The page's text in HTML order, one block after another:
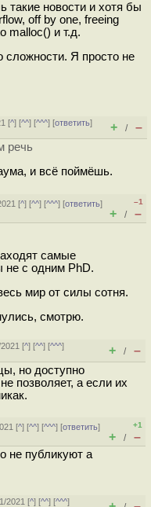
такие новости и хотя бы
off by one, freeing
malloc() и т.д.
сложности. Я просто не
[^] [^^] [^^^] [ответить]
+ / –
речь
и всё поймёшь.
[^] [^^] [^^^] [ответить]
–1
+ / –
самые
не с одним PhD.
мир от силы сотня.
смотрю.
[^] [^^] [^^^]
+ / –
но доступно
позволяет, а если их
[^] [^^] [^^^] [ответить]
+1
+ / –
не публикуют а
2021 [^] [^^] [^^^]